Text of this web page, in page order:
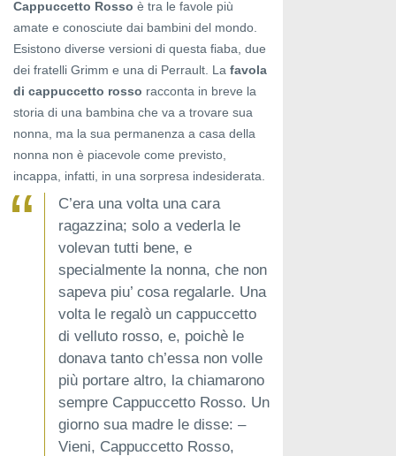
Cappuccetto Rosso è tra le favole più
amate e conosciute dai bambini del mondo.
Esistono diverse versioni di questa fiaba, due
dei fratelli Grimm e una di Perrault. La favola
di cappuccetto rosso racconta in breve la
storia di una bambina che va a trovare sua
nonna, ma la sua permanenza a casa della
nonna non è piacevole come previsto,
incappa, infatti, in una sorpresa indesiderata.
C’era una volta una cara
ragazzina; solo a vederla le
volevan tutti bene, e
specialmente la nonna, che non
sapeva piu’ cosa regalarle. Una
volta le regalò un cappuccetto
di velluto rosso, e, poichè le
donava tanto ch’essa non volle
più portare altro, la chiamarono
sempre Cappuccetto Rosso. Un
giorno sua madre le disse: –
Vieni, Cappuccetto Rosso,